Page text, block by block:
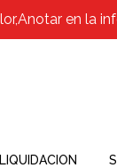
en la